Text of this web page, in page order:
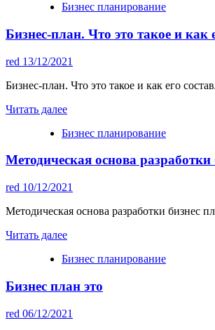
Бизнес планирование
Бизнес-план. Что это такое и как
red 13/12/2021
Бизнес-план. Что это такое и как его
Читать далее
Бизнес планирование
Методическая основа разработки
red 10/12/2021
Методическая основа разработки бизнес
Читать далее
Бизнес планирование
Бизнес план это
red 06/12/2021